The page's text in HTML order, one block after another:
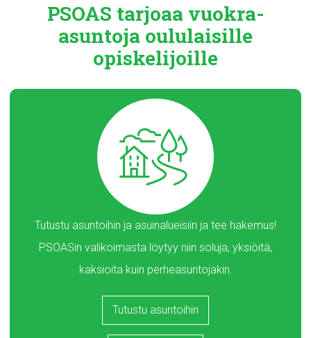
PSOAS tarjoaa vuokra-
asuntoja oululaisille
opiskelijoille
Tutustu asuntoihin ja asuinalueisiin ja tee hakemus!
PSOASin valikoimasta löytyy niin soluja, yksiöitä,
kaksioita kuin perheasuntojakin.
Tutustu asuntoihin